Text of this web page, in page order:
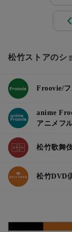
松竹ストアのシ
Froovie/
anime
アニメフ
松竹歌舞
松竹DVD